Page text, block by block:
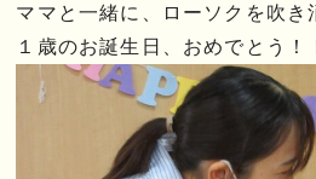
ママと一緒に、ローソクを吹
１歳のお誕生日、おめでとう！